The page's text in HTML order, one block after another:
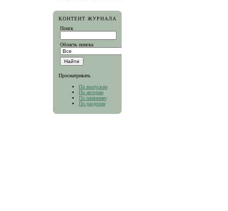
КОНТЕНТ ЖУРНАЛА
Поиск
Область поиска
Просматривать
По выпускам
По авторам
По названию
По разделам